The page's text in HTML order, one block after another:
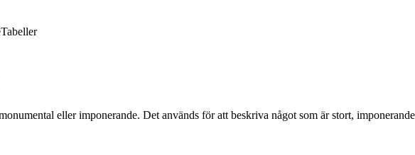
Tabeller
eller imponerande. Det används för att beskriva något som är stort,